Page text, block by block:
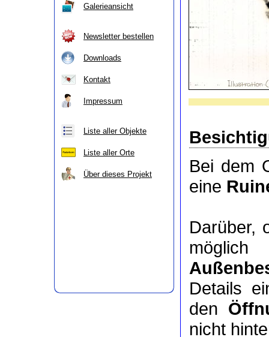
Galerieansicht
Newsletter bestellen
Downloads
Kontakt
Impressum
Liste aller Objekte
Liste aller Orte
Über dieses Projekt
Bei dem
eine
Darüber,
Details
den
nicht